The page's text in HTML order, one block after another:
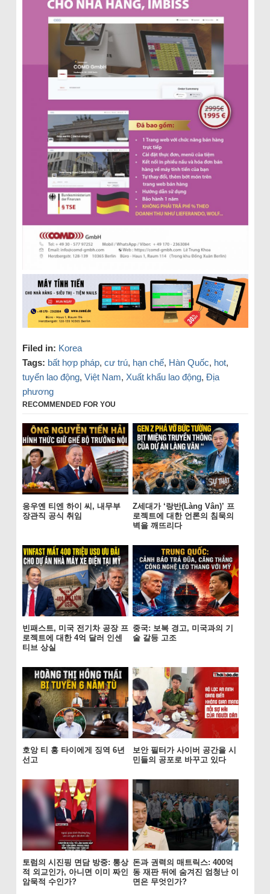
Filed in: Korea
Tags: bất hợp pháp, cư trú, hạn chế, Hàn Quốc, hot,
tuyển lao động, Việt Nam, Xuất khẩu lao động, Địa
phương
RECOMMENDED FOR YOU
응우옌 티엔 하이 씨, 내무부
장관직 공식 취임
Z세대가 ‘랑반(Làng Vân)’ 프
로젝트에 대한 언론의 침묵의
벽을 깨뜨리다
빈패스트, 미국 전기차 공장 프
로젝트에 대한 4억 달러 인센
티브 상실
중국: 보복 경고, 미국과의 기
술 갈등 고조
호앙 티 홍 타이에게 징역 6년
선고
보안 필터가 사이버 공간을 시
민들의 공포로 바꾸고 있다
토럼의 시진핑 면담 방중: 통상
적 외교인가, 아니면 이미 짜인
암묵적 수인가?
돈과 권력의 매트릭스: 400억
동 재판 뒤에 숨겨진 엄청난 이
면은 무엇인가?